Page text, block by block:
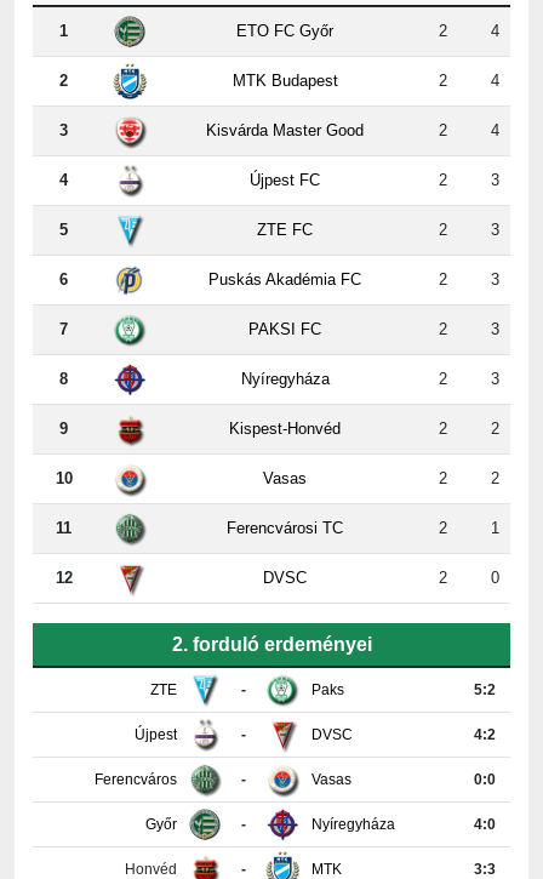
2 MTK Budapest 2 4
3 Kisvárda Master Good 2 4
4 Újpest FC 2 3
5 ZTE FC 2 3
6 Puskás Akadémia FC 2 3
7 PAKSI FC 2 3
8 Nyíregyháza 2 3
9 Kispest-Honvéd 2 2
10 Vasas 2 2
11 Ferencvárosi TC 2 1
12 DVSC 2 0
ZTE - Paks
Újpest DVSC 4:2
Ferencváros Vasas 0:0
Győr Nyíregyháza 4:0
Honvéd MTK 3:3
PAFC Kisvárda 0:2